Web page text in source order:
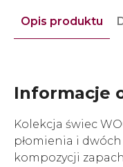
Opis produktu
Informacje
Kolekcja świec
płomienia i
kompozycji